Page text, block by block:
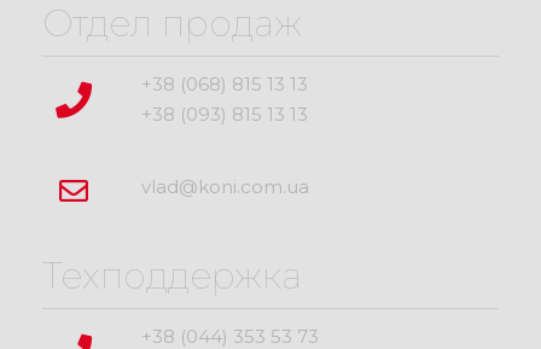
Отдел продаж
+38 (068) 815 13 13
+38 (093) 815 13 13
vlad@koni.com.ua
Техподдержка
+38 (044) 353 53 73